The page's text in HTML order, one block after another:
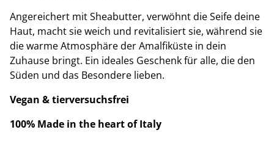
Angereichert mit Sheabutter, verwöhnt die Seife deine
Haut, macht sie weich und revitalisiert sie, während sie
die warme Atmosphäre der Amalfiküste in dein
Zuhause bringt. Ein ideales Geschenk für alle, die den
Süden und das Besondere lieben.
Vegan & tierversuchsfrei
100% Made in the heart of Italy